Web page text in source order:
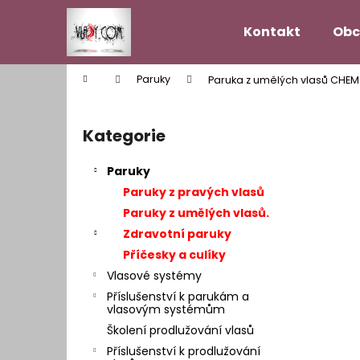
Kontakt
Domů Paruky Paruka z umělých vlasů
Přeskočit
kategorie
Kategorie
Paruky
Paruky z pravých vlasů
Paruky z umělých vlasů.
Zdravotní paruky
Příčesky a culíky
Vlasové systémy
Příslušenství k parukám a
vlasovým systémům
Školení prodlužování vlasů
Příslušenství k prodlužování
í
Zpět
do
Zpět
do
VLASOVÝ SYSTÉM MODEL HOLLYWOOD